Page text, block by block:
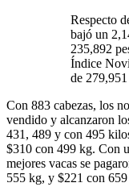
Respecto
bajó un
235,892
Índice
de
Con 883 cabezas, los
vendido y alcanzaron
431, 489 y con 495
$310 con 499 kg. Con
mejores vacas se
555 kg, y $221 con